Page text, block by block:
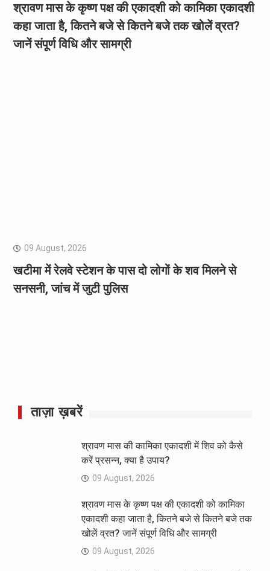
श्रावण मास के कृष्ण पक्ष की एकादशी को कामिका एकादशी
कहा जाता है, कितने बजे से कितने बजे तक खोलें व्रत?
जानें संपूर्ण विधि और सामग्री
09 August, 2026
खटीमा में रेलवे स्टेशन के पास दो लोगों के शव मिलने से
सनसनी, जांच में जुटी पुलिस
ताज़ा ख़बरें
श्रावण मास की कामिका एकादशी में शिव को कैसे
करें प्रसन्न, क्या है उपाय?
09 August, 2026
श्रावण मास के कृष्ण पक्ष की एकादशी को कामिका
एकादशी कहा जाता है, कितने बजे से कितने बजे तक
खोलें व्रत? जानें संपूर्ण विधि और सामग्री
09 August, 2026